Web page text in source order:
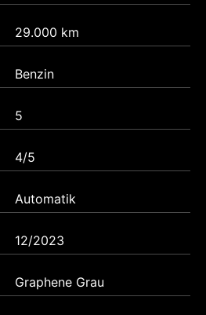
29.000 km
Benzin
5
4/5
Automatik
12/2023
Graphene Grau